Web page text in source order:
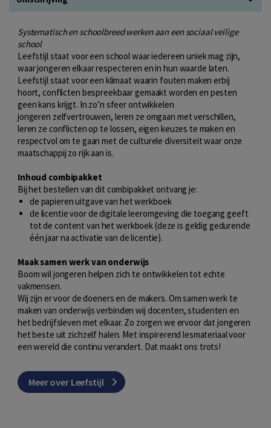
Systematisch en schoolbreed werken aan een sociaal veilige
school
Leefstijl staat voor een school waar iedereen uniek mag zijn,
waar jongeren elkaar respecteren en in hun waarde laten.
Leefstijl staat voor een klimaat waarin fouten maken erbij
hoort, conflicten bespreekbaar gemaakt worden en pesten
geen kans krijgt. In zo’n sfeer ontwikkelen
jongeren zelfvertrouwen, leren ze omgaan met verschillen,
leren ze conflicten op te lossen, eigen keuzes te maken en
respectvol om te gaan met de culturele diversiteit waar onze
maatschappij zo rijk aan is.
Inhoud combipakket
Bij het bestellen van dit combipakket ontvang je:
de papieren uitgave van het werkboek
de licentie voor de digitale leeromgeving die toegang geeft
tot de content van het werkboek (deze is geldig gedurende
één jaar na activatie van de licentie).
Maak samen werk van onderwijs
Boom wil jongeren helpen zich te ontwikkelen tot echte
vakmensen.
Wij zijn er voor de doeners en de makers. Om samen werk te
maken van onderwijs verbinden wij docenten, studenten en
het bedrijfsleven met elkaar. Zo zorgen we ervoor dat jongeren
het beste uit zichzelf halen. Met inspirerend lesmateriaal voor
een wereld die continu verandert. Dat maakt ons trots!
Meer over Leefstijl